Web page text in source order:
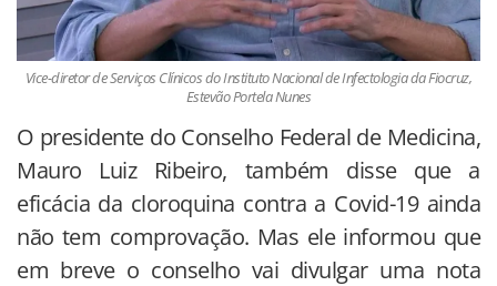
Vice-diretor de Serviços Clínicos do Instituto Nacional de Infectologia da Fiocruz,
Estevão Portela Nunes
O presidente do Conselho Federal de Medicina,
Mauro Luiz Ribeiro, também disse que a
eficácia da cloroquina contra a Covid-19 ainda
não tem comprovação. Mas ele informou que
em breve o conselho vai divulgar uma nota